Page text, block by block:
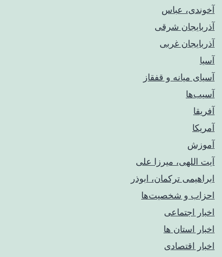
آخوندی، عباس
آذربایجان شرقی
آذربایجان غربی
آسیا
آسیای میانه و قفقاز
آسیب‌ها
آفریقا
آمریکا
آموزش
آیت اللهی، میرزا علی
ابراهیمی ترکمان، ابوذر
احزاب و شخصیت‌ها
اخبار اجتماعی
اخبار استان ها
اخبار اقتصادی